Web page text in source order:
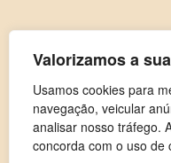
Valorizamos a
Usamos cookies para
navegação, veicular
analisar nosso tráfego.
concorda com o uso de